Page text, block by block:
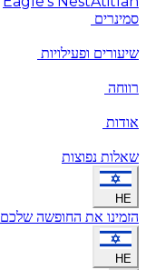
סמינרים
שיעורים ופעילויות
רווחה
אודות
שאלות נפוצות
HE
הזמינו את החופשה שלכם
HE